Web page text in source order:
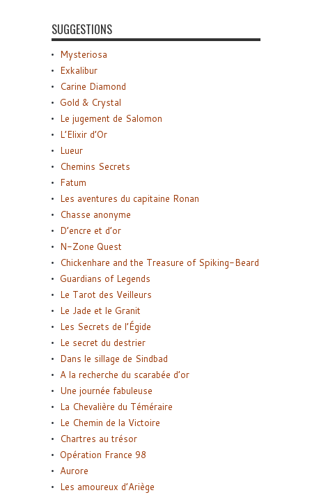
SUGGESTIONS
Mysteriosa
Exkalibur
Carine Diamond
Gold & Crystal
Le jugement de Salomon
L’Elixir d’Or
Lueur
Chemins Secrets
Fatum
Les aventures du capitaine Ronan
Chasse anonyme
D’encre et d’or
N-Zone Quest
Chickenhare and the Treasure of Spiking-Beard
Guardians of Legends
Le Tarot des Veilleurs
Le Jade et le Granit
Les Secrets de l’Égide
Le secret du destrier
Dans le sillage de Sindbad
A la recherche du scarabée d’or
Une journée fabuleuse
La Chevalière du Téméraire
Le Chemin de la Victoire
Chartres au trésor
Opération France 98
Aurore
Les amoureux d’Ariège